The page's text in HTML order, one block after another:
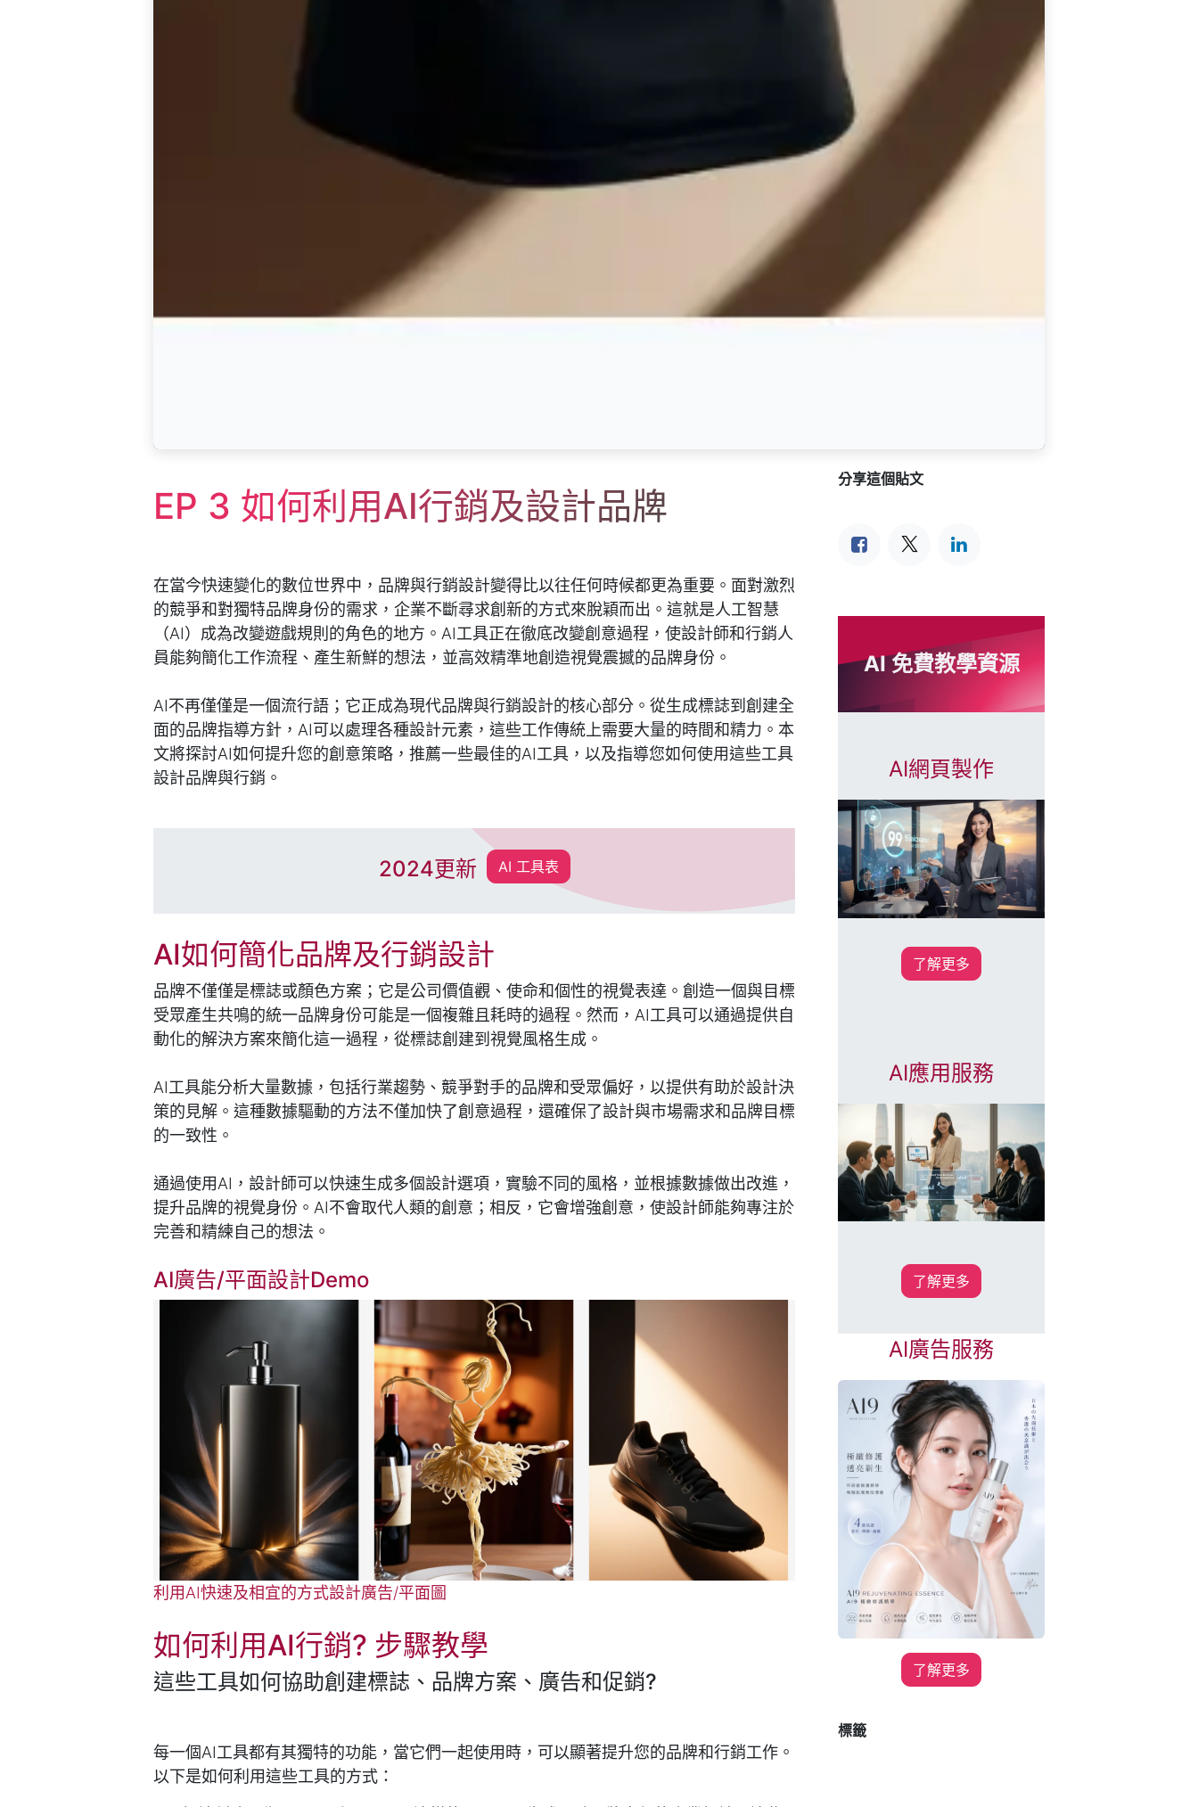
EP 3 如何利用AI行銷及設計品牌
在當今快速變化的數位世界中，品牌與行銷設計變得比以往任何時候都更為重要。面對激烈
的競爭和對獨特品牌身份的需求，企業不斷尋求創新的方式來脫穎而出。這就是人工智慧
（AI）成為改變遊戲規則的角色的地方。AI工具正在徹底改變創意過程，使設計師和行銷人
員能夠簡化工作流程、產生新鮮的想法，並高效精準地創造視覺震撼的品牌身份。
AI不再僅僅是一個流行語；它正成為現代品牌與行銷設計的核心部分。從生成標誌到創建全
面的品牌指導方針，AI可以處理各種設計元素，這些工作傳統上需要大量的時間和精力。本
文將探討AI如何提升您的創意策略，推薦一些最佳的AI工具，以及指導您如何使用這些工具
設計品牌與行銷。
2024更新 AI 工具表
AI如何簡化品牌及行銷設計
品牌不僅僅是標誌或顏色方案；它是公司價值觀、使命和個性的視覺表達。創造一個與目標
受眾產生共鳴的統一品牌身份可能是一個複雜且耗時的過程。然而，AI工具可以通過提供自
動化的解決方案來簡化這一過程，從標誌創建到視覺風格生成。
AI工具能分析大量數據，包括行業趨勢、競爭對手的品牌和受眾偏好，以提供有助於設計決
策的見解。這種數據驅動的方法不僅加快了創意過程，還確保了設計與市場需求和品牌目標
的一致性。
通過使用AI，設計師可以快速生成多個設計選項，實驗不同的風格，並根據數據做出改進，
提升品牌的視覺身份。AI不會取代人類的創意；相反，它會增強創意，使設計師能夠專注於
完善和精練自己的想法。
AI廣告/平面設計Demo
利用AI快速及相宜的方式設計廣告/平面圖
如何利用AI行銷? 步驟教學
這些工具如何協助創建標誌、品牌方案、廣告和促銷?
每一個AI工具都有其獨特的功能，當它們一起使用時，可以顯著提升您的品牌和行銷工作。
以下是如何利用這些工具的方式：
分享這個貼文
AI 免費教學資源
AI網頁製作
了解更多
AI應用服務
了解更多
AI廣告服務
了解更多
標籤